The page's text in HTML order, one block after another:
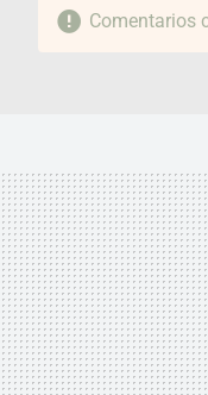
Comentarios